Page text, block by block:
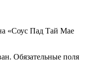
«Соус Пад Тай Mae
Обязательные поля